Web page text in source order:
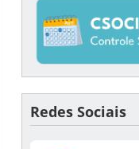
Redes Sociais